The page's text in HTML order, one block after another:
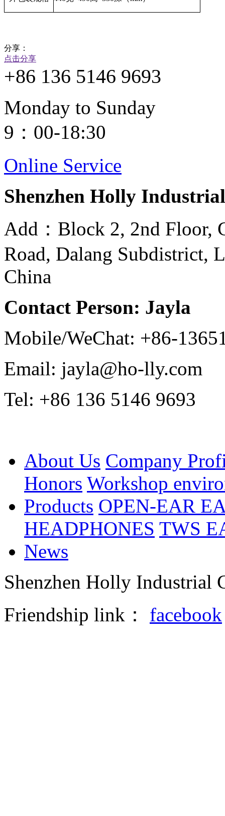
分享：
点击分享
+86 136 5146 9693
Monday to Sunday
9：00-18:30
Online Service
Shenzhen Holly
Add：Block 2, 2nd Floor,
Road, Dalang Subdistrict,
China
Contact Person: Jayla
Mobile/WeChat: +86-
Email: jayla@ho-lly.com
Tel: +86 136 5146 9693
About Us Company
Honors Workshop
Products OPEN-EAR
HEADPHONES TWS
News
Shenzhen Holly Industrial
Friendship link：
facebook